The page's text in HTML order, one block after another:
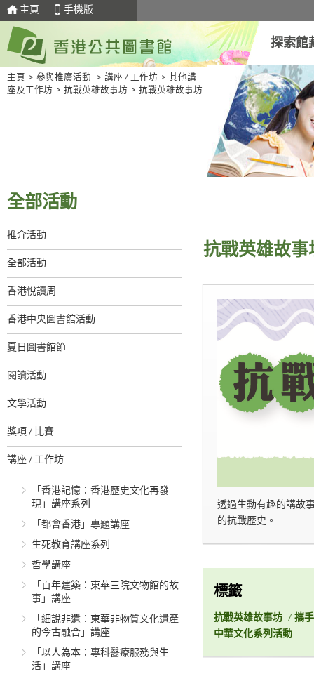
主頁 手機版
探索館
主頁 > 參與推廣活動 > 講座 / 工作坊 > 其他講
座及工作坊 > 抗戰英雄故事坊 > 抗戰英雄故事坊
全部活動
推介活動
全部活動
香港悅讀周
香港中央圖書館活動
夏日圖書館節
閱讀活動
文學活動
獎項 / 比賽
講座 / 工作坊
「香港記憶：香港歷史文化再發
現」講座系列
「都會香港」專題講座
生死教育講座系列
哲學講座
「百年建築：東華三院文物館的故
事」講座
「細說非遺：東華非物質文化遺產
的今古融合」講座
「以人為本：專科醫療服務與生
活」講座
抗戰英雄故事
透過生動有趣的講故
的抗戰歷史。
標籤
抗戰英雄故事坊 / 攜
中華文化系列活動